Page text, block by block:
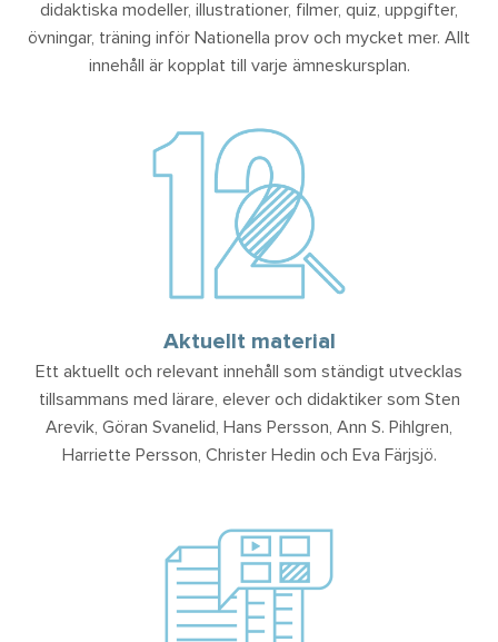
didaktiska modeller, illustrationer, filmer, quiz, uppgifter,
övningar, träning inför Nationella prov och mycket mer. Allt
innehåll är kopplat till varje ämneskursplan.
Aktuellt material
Ett aktuellt och relevant innehåll som ständigt utvecklas
tillsammans med lärare, elever och didaktiker som Sten
Arevik, Göran Svanelid, Hans Persson, Ann S. Pihlgren,
Harriette Persson, Christer Hedin och Eva Färjsjö.